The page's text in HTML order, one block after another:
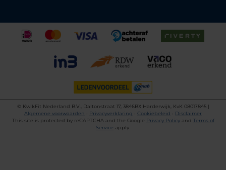
©
KwikFit Nederland B.V., Daltonstraat 17, 3846BX Harderwijk, KvK 08017845 |
Algemene voorwaarden • Privacyverklaring • Cookiebeleid • Disclaimer
This site is protected by reCAPTCHA and the Google Privacy Policyand Terms of
Service apply.